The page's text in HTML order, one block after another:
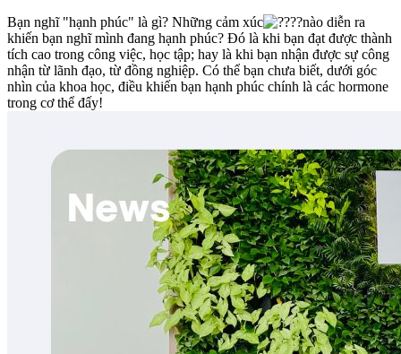
Bạn nghĩ "hạnh phúc" là gì? Những cảm xúc
nào diễn ra
khiến bạn nghĩ mình đang hạnh phúc? Đó là khi bạn đạt được thành
tích cao trong công việc, học tập; hay là khi bạn nhận được sự công
nhận từ lãnh đạo, từ đồng nghiệp. Có thể bạn chưa biết, dưới góc
nhìn của khoa học, điều khiến bạn hạnh phúc chính là các hormone
trong cơ thể đấy!